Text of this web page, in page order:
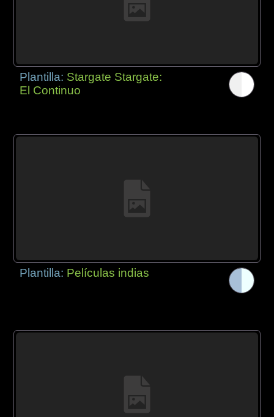
Plantilla: Stargate Stargate:
El Continuo
Plantilla: Películas indias